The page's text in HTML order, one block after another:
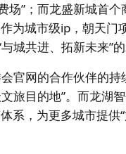
场”；而龙盛新城首
为城市级ip，朝天门
城共进、拓新未来”
官网的合作伙伴的
旅目的地”。而龙湖
系，为更多城市提供